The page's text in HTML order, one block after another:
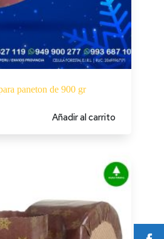
paneton de 900 gr
Añadir al carrito